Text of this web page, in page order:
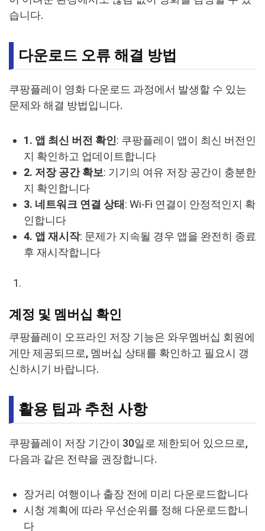
습니다.
다운로드 오류 해결 방법
쿠팡플레이 영화 다운로드 과정에서 발생할 수 있는
문제와 해결 방법입니다.
1. 앱 최신 버전 확인: 쿠팡플레이 앱이 최신 버전인
지 확인하고 업데이트합니다
2. 저장 공간 확보: 기기의 여유 저장 공간이 충분한
지 확인합니다
3. 네트워크 연결 상태 : Wi-Fi 연결이 안정적인지 확
인합니다
4. 앱 재시작: 문제가 지속될 경우 앱을 완전히 종료
후 재시작합니다
계정 및 멤버십 확인
쿠팡플레이 오프라인 저장 기능은 와우멤버십 회원에
게만 제공되므로, 멤버십 상태를 확인하고 필요시 갱
신하시기 바랍니다.
활용 팁과 추천 사항
쿠팡플레이 저장 기간이 30일로 제한되어 있으므로,
다음과 같은 전략을 권장합니다.
장거리 여행이나 출장 전에 미리 다운로드합니다
시청 계획에 따라 우선순위를 정해 다운로드합니
다